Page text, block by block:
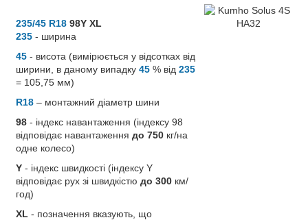
235/45 R18 98Y XL
235 - ширина
45 - висота (вимірюється у відсотках від
ширини, в даному випадку 45 % від 235
= 105,75 мм)
R18 – монтажний діаметр шини
98 - індекс навантаження (індексу 98
відповідає навантаження до 750 кг/на
одне колесо)
Y - індекс швидкості (індексу Y
відповідає рух зі швидкістю до 300 км/
год)
XL - позначення вказують, що